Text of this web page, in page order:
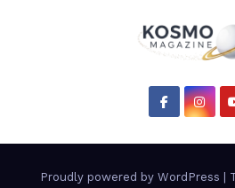
Proudly powered by WordPress |